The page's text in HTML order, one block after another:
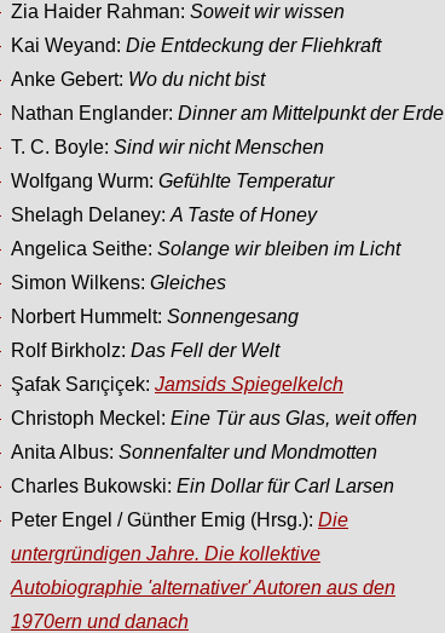
Zia Haider Rahman: Soweit wir wissen
Kai Weyand: Die Entdeckung der Fliehkraft
Anke Gebert: Wo du nicht bist
Nathan Englander: Dinner am Mittelpunkt der Erde
T. C. Boyle: Sind wir nicht Menschen
Wolfgang Wurm: Gefühlte Temperatur
Shelagh Delaney: A Taste of Honey
Angelica Seithe: Solange wir bleiben im Licht
Simon Wilkens: Gleiches
Norbert Hummelt: Sonnengesang
Rolf Birkholz: Das Fell der Welt
Şafak Sarıçiçek: Jamsids Spiegelkelch
Christoph Meckel: Eine Tür aus Glas, weit offen
Anita Albus: Sonnenfalter und Mondmotten
Charles Bukowski: Ein Dollar für Carl Larsen
Peter Engel / Günther Emig (Hrsg.): Die
untergründigen Jahre. Die kollektive
Autobiographie 'alternativer' Autoren aus den
1970ern und danach